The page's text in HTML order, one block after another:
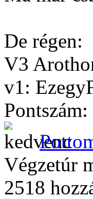
De régen:
V3
v1:
Pontszám:
Végzetúr
2518